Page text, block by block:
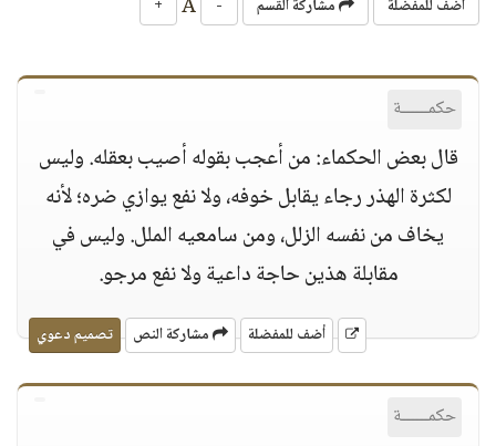
أضف للمفضلة مشاركة القسم -
+
حكمــــــة
قال بعض الحكماء: من أعجب بقوله أصيب بعقله. وليس
لكثرة الهذر رجاء يقابل خوفه، ولا نفع يوازي ضره؛ لأنه
يخاف من نفسه الزلل، ومن سامعيه الملل. وليس في
مقابلة هذين حاجة داعية ولا نفع مرجو.
أضف للمفضلة مشاركة النص تصميم دعوي
حكمــــــة